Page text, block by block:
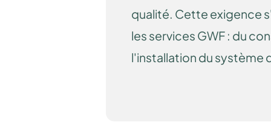
qualité. Cette exigence
les services GWF : du
l'installation du système